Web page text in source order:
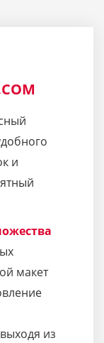
и
макет
из